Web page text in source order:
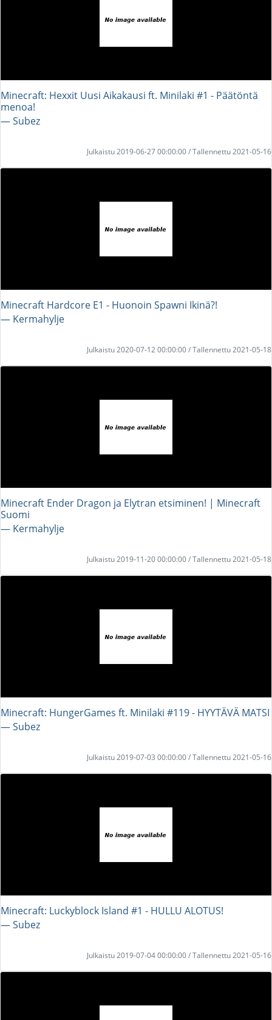
Minecraft: Hexxit Uusi Aikakausi ft. Minilaki #1 - Päätöntä
menoa!
― Subez
Julkaistu 2019-06-27 00:00:00 / Tallennettu 2021-05-16
Minecraft Hardcore E1 - Huonoin Spawni Ikinä?!
― Kermahylje
Julkaistu 2020-07-12 00:00:00 / Tallennettu 2021-05-18
Minecraft Ender Dragon ja Elytran etsiminen! | Minecraft
Suomi
― Kermahylje
Julkaistu 2019-11-20 00:00:00 / Tallennettu 2021-05-18
Minecraft: HungerGames ft. Minilaki #119 - HYYTÄVÄ MATSI
― Subez
Julkaistu 2019-07-03 00:00:00 / Tallennettu 2021-05-16
Minecraft: Luckyblock Island #1 - HULLU ALOTUS!
― Subez
Julkaistu 2019-07-04 00:00:00 / Tallennettu 2021-05-16